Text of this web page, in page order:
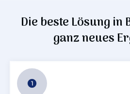
Die beste Lösung in
ganz neues